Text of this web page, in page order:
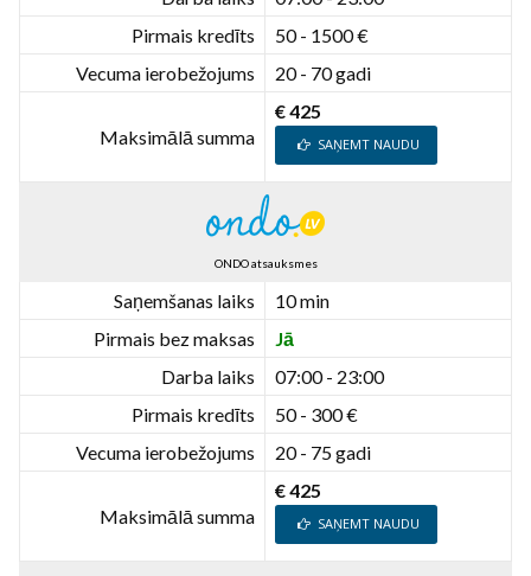
Pirmais kredīts
50 - 1500 €
Vecuma ierobežojums
20 - 70 gadi
Maksimālā summa
€ 425
SAŅEMT NAUDU
ONDO atsauksmes
Saņemšanas laiks
10 min
Pirmais bez maksas
Jā
Darba laiks
07:00 - 23:00
Pirmais kredīts
50 - 300 €
Vecuma ierobežojums
20 - 75 gadi
Maksimālā summa
€ 425
SAŅEMT NAUDU